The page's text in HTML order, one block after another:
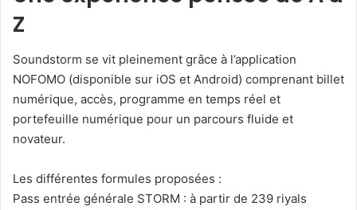
Z
Soundstorm se vit pleinement grâce à l’application
NOFOMO (disponible sur iOS et Android) comprenant billet
numérique, accès, programme en temps réel et
portefeuille numérique pour un parcours fluide et
novateur.
Les différentes formules proposées :
Pass entrée générale STORM : à partir de 239 riyals